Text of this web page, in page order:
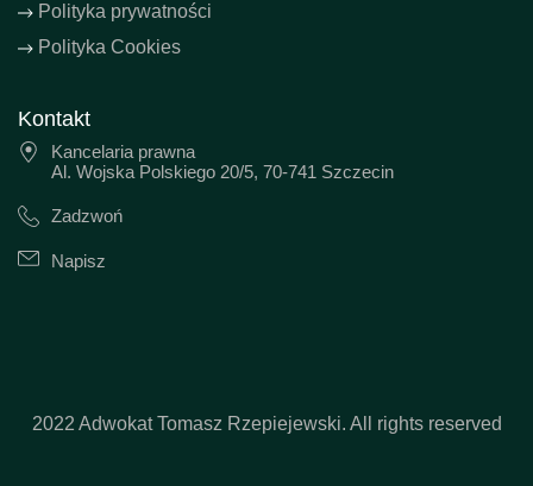
Polityka prywatności
Polityka Cookies
Kontakt
Kancelaria prawna
Al. Wojska Polskiego 20/5, 70-741 Szczecin
Zadzwoń
Napisz
2022 Adwokat Tomasz Rzepiejewski. All rights reserved